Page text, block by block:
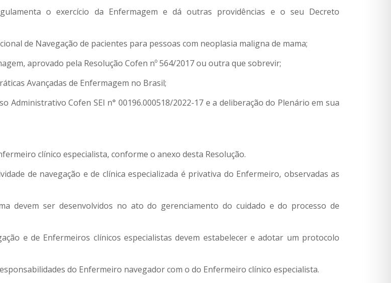
o exercício da Enfermagem e dá outras providências e o seu Decreto
de Navegação de pacientes para pessoas com neoplasia maligna de mama;
aprovado pela Resolução Cofen nº 564/2017 ou outra que sobrevir;
Avançadas de Enfermagem no Brasil;
Administrativo Cofen SEI n° 00196.000518/2022-17 e a deliberação do Plenário em sua
clínico especialista, conforme o anexo desta Resolução.
de navegação e de clínica especializada é privativa do Enfermeiro, observadas as
devem ser desenvolvidos no ato do gerenciamento do cuidado e do processo de
e de Enfermeiros clínicos especialistas devem estabelecer e adotar um protocolo
do Enfermeiro navegador com o do Enfermeiro clínico especialista.